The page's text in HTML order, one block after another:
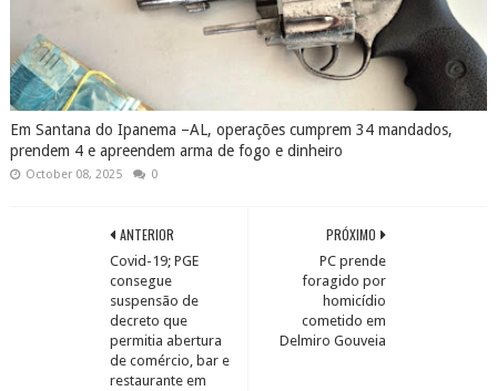
cometido em
Delmiro Gouveia
decreto que
permitia abertura
Olho D’água das
Flores, Porto de
Pedras e São
Miguel dos
Milagres